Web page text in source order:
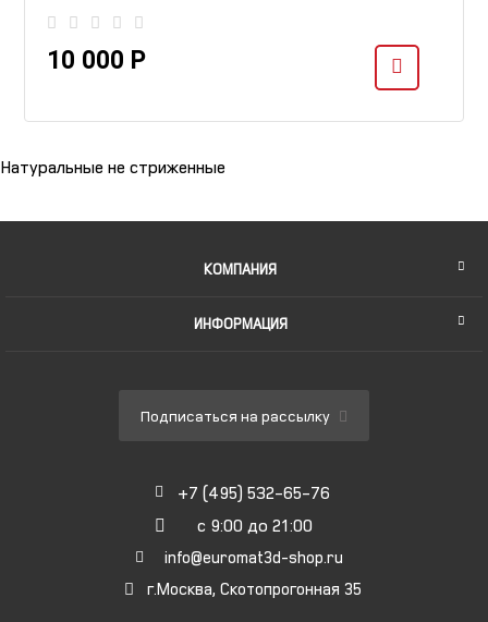
10 000 Р
Натуральные не стриженные
КОМПАНИЯ
ИНФОРМАЦИЯ
Подписаться на рассылку
+7 (495) 532-65-76
с 9:00 до 21:00
info@euromat3d-shop.ru
г.Москва, Скотопрогонная 35